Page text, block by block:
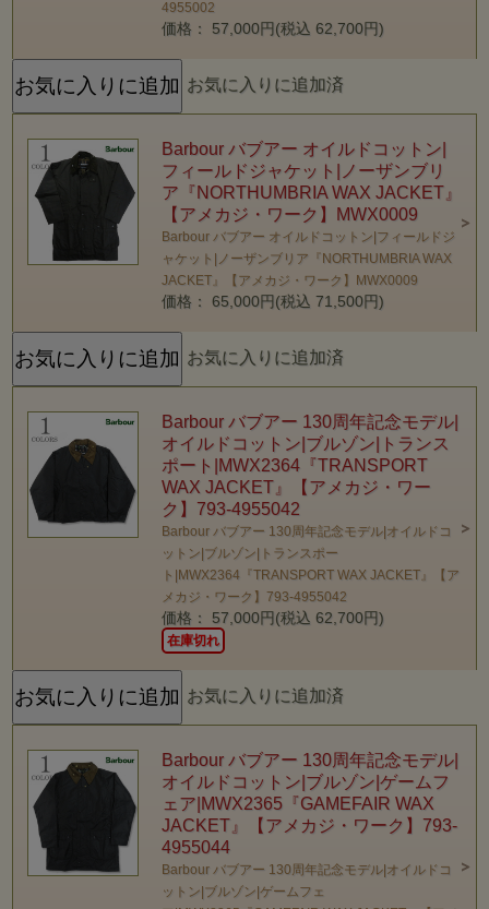
4955002
価格： 57,000円(税込 62,700円)
お気に入りに追加済
Barbour バブアー オイルドコットン|
フィールドジャケット|ノーザンブリ
ア『NORTHUMBRIA WAX JACKET』
【アメカジ・ワーク】MWX0009
Barbour バブアー オイルドコットン|フィールドジ
ャケット|ノーザンブリア『NORTHUMBRIA WAX
JACKET』【アメカジ・ワーク】MWX0009
価格： 65,000円(税込 71,500円)
お気に入りに追加済
Barbour バブアー 130周年記念モデル|
オイルドコットン|ブルゾン|トランス
ポート|MWX2364『TRANSPORT
WAX JACKET』【アメカジ・ワー
ク】793-4955042
Barbour バブアー 130周年記念モデル|オイルドコ
ットン|ブルゾン|トランスポー
ト|MWX2364『TRANSPORT WAX JACKET』【ア
メカジ・ワーク】793-4955042
価格： 57,000円(税込 62,700円)
在庫切れ
お気に入りに追加済
Barbour バブアー 130周年記念モデル|
オイルドコットン|ブルゾン|ゲームフ
ェア|MWX2365『GAMEFAIR WAX
JACKET』【アメカジ・ワーク】793-
4955044
Barbour バブアー 130周年記念モデル|オイルドコ
ットン|ブルゾン|ゲームフェ